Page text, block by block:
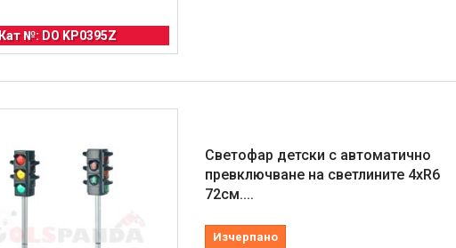
Кат №: DO KP0395Z
Светофар детски с автоматично
превключване на светлините 4хR6
72см....
Изчерпано